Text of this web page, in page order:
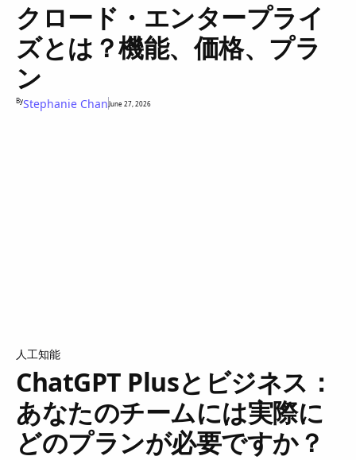
クロード・エンタープライ
ズとは？機能、価格、プラ
ン
ByStephanie ChanJune 27, 2026
人工知能
ChatGPT Plusとビジネス：
あなたのチームには実際に
どのプランが必要ですか？